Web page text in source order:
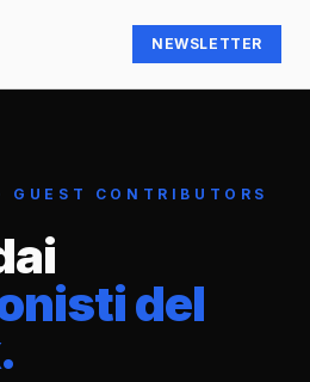
NEWSLETTER
GUEST CONTRIBUTORS
del